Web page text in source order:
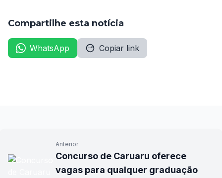
Compartilhe esta notícia
WhatsApp Copiar link
Anterior
Concurso de Caruaru oferece
vagas para qualquer graduação